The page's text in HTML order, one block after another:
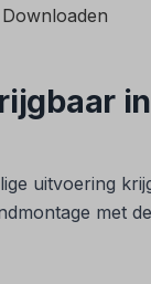
Downloaden
uitvoering
met